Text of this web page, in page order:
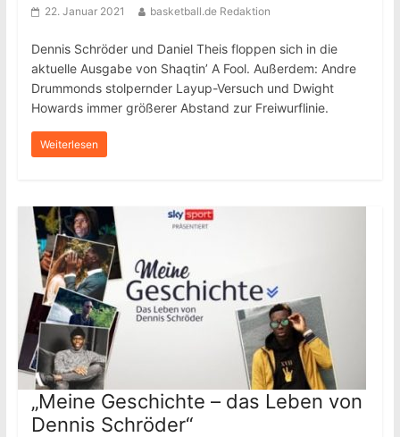
22. Januar 2021 basketball.de Redaktion
Dennis Schröder und Daniel Theis floppen sich in die
aktuelle Ausgabe von Shaqtin’ A Fool. Außerdem: Andre
Drummonds stolpernder Layup-Versuch und Dwight
Howards immer größerer Abstand zur Freiwurflinie.
Weiterlesen
„Meine Geschichte – das Leben von
Dennis Schröder“